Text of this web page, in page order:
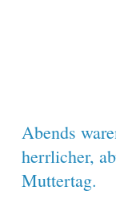
Abends
herrlicher,
Muttertag.